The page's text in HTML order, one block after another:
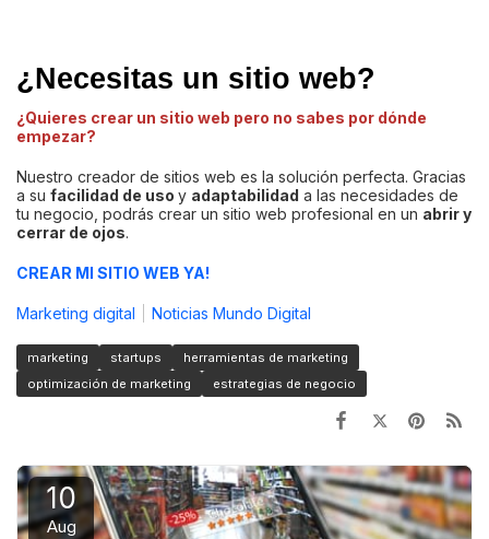
¿Necesitas un sitio web?
¿Quieres crear un sitio web pero no sabes por dónde
empezar?
Nuestro creador de sitios web es la solución perfecta. Gracias
a su facilidad de uso y adaptabilidad a las necesidades de
tu negocio, podrás crear un sitio web profesional en un abrir y
cerrar de ojos.
CREAR MI SITIO WEB YA!
Marketing digital Noticias Mundo Digital
marketing startups
herramientas de marketing
optimización de marketing
estrategias de negocio
10
Aug